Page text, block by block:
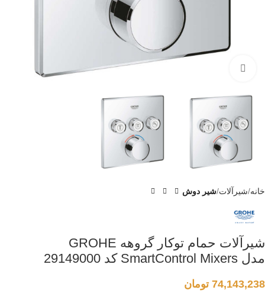
خانه شیرآلات شیر دوش
شیرآلات حمام توکار گروهه GROHE
مدل SmartControl Mixers کد 29149000
74,143,238 تومان